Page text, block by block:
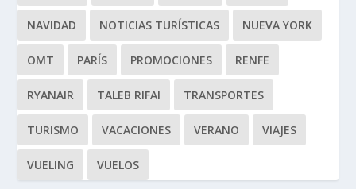
NAVIDAD NOTICIAS TURÍSTICAS NUEVA YORK
OMT PARÍS PROMOCIONES RENFE
RYANAIR TALEB RIFAI TRANSPORTES
TURISMO VACACIONES VERANO VIAJES
VUELING VUELOS